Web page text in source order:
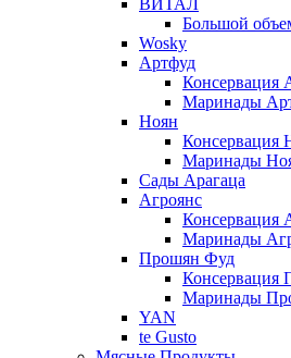
ВИТАЛ
Большой
Wosky
Артфуд
Консервация
Маринады
Ноян
Консервация
Маринады
Сады Арагаца
Агроянс
Консервация
Маринады
Прошян Фуд
Консервация
Маринады
YAN
te Gusto